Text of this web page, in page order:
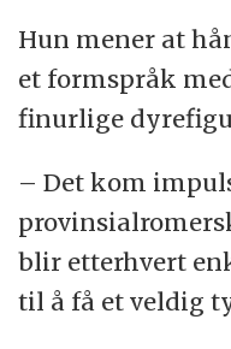
Hun mener at
et formspråk
finurlige
– Det kom
blir etterhvert
til å få et veldig